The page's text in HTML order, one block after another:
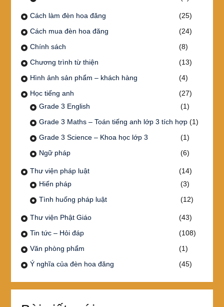
Cách làm đèn hoa đăng
(25)
Cách mua đèn hoa đăng
(24)
Chính sách
(8)
Chương trình từ thiện
(13)
Hình ảnh sản phẩm – khách hàng
(4)
Học tiếng anh
(27)
Grade 3 English
(1)
Grade 3 Maths – Toán tiếng anh lớp 3 tích hợp(1)
Grade 3 Science – Khoa học lớp 3
(1)
Ngữ pháp
(6)
Thư viện pháp luật
(14)
Hiến pháp
(3)
Tình huống pháp luật
(12)
Thư viện Phật Giáo
(43)
Tin tức – Hỏi đáp
(108)
Văn phòng phẩm
(1)
Ý nghĩa của đèn hoa đăng
(45)